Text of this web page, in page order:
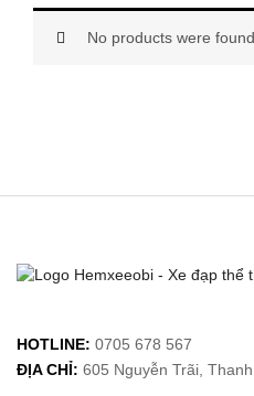
No products were
HOTLINE: 0705 678 567
ĐỊA CHỈ: 605 Nguyễn Trãi,